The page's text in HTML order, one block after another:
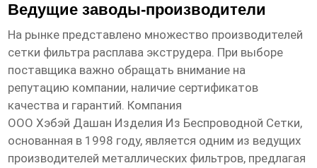
Ведущие заводы-производители
На рынке представлено множество производителей
сетки фильтра расплава экструдера. При выборе
поставщика важно обращать внимание на
репутацию компании, наличие сертификатов
качества и гарантий. Компания
ООО Хэбэй Дашан Изделия Из Беспроводной Сетки,
основанная в 1998 году, является одним из ведущих
производителей металлических фильтров, предлагая